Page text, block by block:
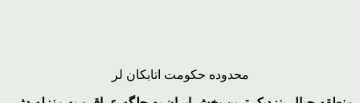
محدوده حکومت اتابکان لر